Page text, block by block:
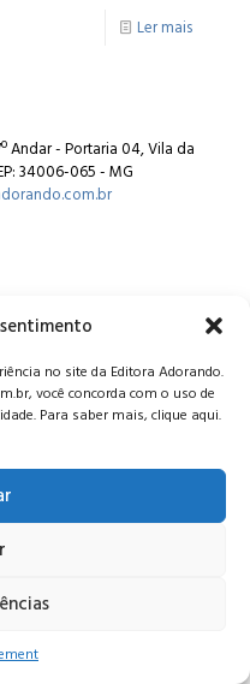
no site da Editora Adorando.
você concorda com o uso de
Para saber mais, clique aqui.
Ler mais
Andar - Portaria 04, Vila da
34006-065 - MG
os direitos reservados.
de privacidade.